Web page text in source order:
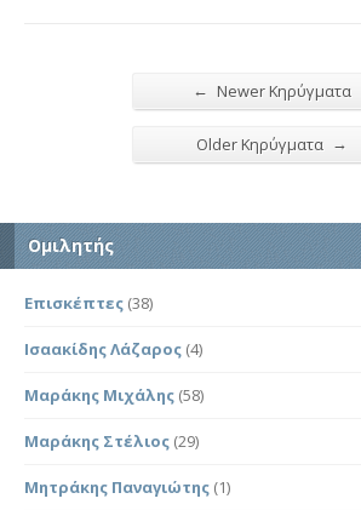
← Newer Κηρύγματα
Older Κηρύγματα →
Ομιλητής
Επισκέπτες (38)
Ισαακίδης Λάζαρος (4)
Μαράκης Μιχάλης (58)
Μαράκης Στέλιος (29)
Μητράκης Παναγιώτης (1)